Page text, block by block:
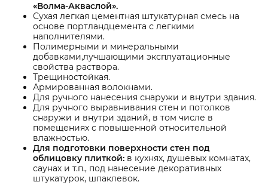
«Волма-Акваслой».
Сухая легкая цементная штукатурная смесь на
основе портландцемента с легкими
наполнителями.
Полимерными и минеральными
добавками,лучшающими эксплуатационные
свойства раствора.
Трещиностойкая.
Армированная волокнами.
Для ручного нанесения снаружи и внутри здания.
Для ручного выравнивания стен и потолков
снаружи и внутри зданий, в том числе в
помещениях с повышенной относительной
влажностью.
Для подготовки поверхности стен под
облицовку плиткой: в кухнях, душевых комнатах,
саунах и т.п., под нанесение декоративных
штукатурок, шпаклевок.